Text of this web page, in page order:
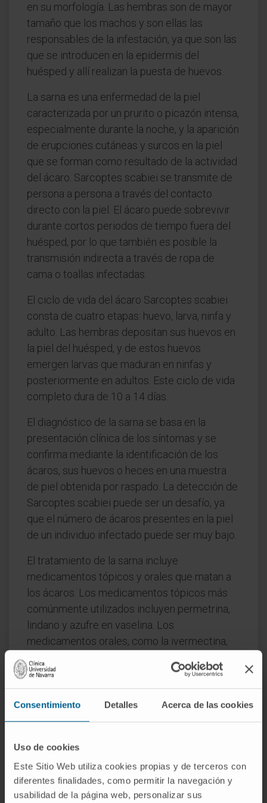
Consentimiento Detalles Acerca de las cookies
Uso de cookies
Este Sitio Web utiliza cookies propias y de terceros con
diferentes finalidades, como permitir la navegación y
usabilidad de la página web, personalizar sus
en su morfología. Las hembras son de mayor
tamaño que los machos y son ellas las
responsables de la infestación, ya que son las
que se introducen en la epidermis del
huésped y allí realizan la puesta de huevos.
La sarna es una enfermedad de la piel
caracterizada por un prurito o picazón intensa,
especialmente durante la noche, y la aparición
de erupciones cutáneas y surcos en la piel
que se forman como resultado de la actividad
del ácaro. Sarcoptes scabiei se transmite de
persona a persona a través del contacto
directo con la piel. El ácaro puede sobrevivir
durante cortos periodos de tiempo fuera del
huésped, por lo que también es posible la
transmisión indirecta a través de ropa de
cama o toallas infectadas.
El ciclo de vida del ácaro Sarcoptes scabiei
consta de cuatro etapas: huevo, larva, ninfa y
adulto. Las hembras depositan sus huevos en
la piel del huésped, y de estos huevos
emergen larvas que maduran en ninfas y
posteriormente en adultos. Este ciclo de vida
completo dura de 10 a 14 días.
El diagnóstico de la sarna se basa en la
presentación clínica de los síntomas y se
confirma mediante la identificación de los
ácaros, sus huevos o heces en una muestra
de piel obtenida por raspado. La detección de
Sarcoptes scabiei puede ser un desafío, ya
que el número de ácaros presentes en la piel
de un individuo infectado puede ser muy bajo.
El tratamiento de la sarna incluye
medicamentos tópicos y orales que matan a
los ácaros. Los medicamentos tópicos más
comúnmente utilizados incluyen permetrina,
lindano y azufre en vaselina. Los
medicamentos orales, como la ivermectina,
especialmente en brotes de sarna crusted,
una forma severa de la enfermedad. Es
importante mencionar que, después del
tratamiento, la picazón puede continuar
tratamiento ha sido exitoso y todos los ácaros
han sido eliminados.
La prevención de la sarna se basa en evitar el